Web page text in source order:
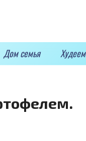
Дом семья Худеем